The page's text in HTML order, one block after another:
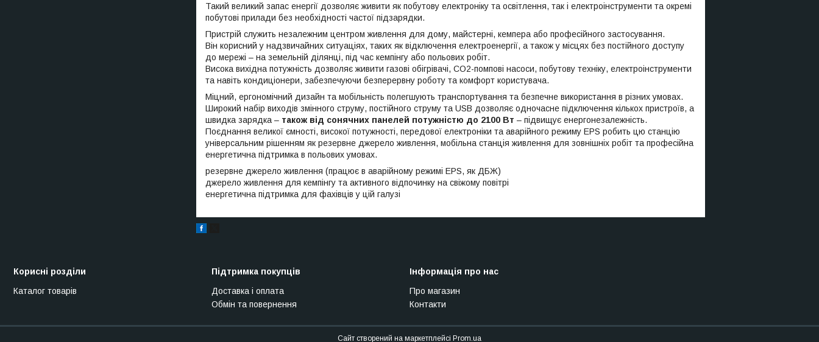
Такий великий запас енергії дозволяє живити як побутову електроніку та освітлення, так і електроінструменти та окремі
побутові прилади без необхідності частої підзарядки.
Пристрій служить незалежним центром живлення для дому, майстерні, кемпера або професійного застосування.
Він корисний у надзвичайних ситуаціях, таких як відключення електроенергії, а також у місцях без постійного доступу
до мережі – на земельній ділянці, під час кемпінгу або польових робіт.
Висока вихідна потужність дозволяє живити газові обігрівачі, CO2-помпові насоси, побутову техніку, електроінструменти
та навіть кондиціонери, забезпечуючи безперервну роботу та комфорт користувача.
Міцний, ергономічний дизайн та мобільність полегшують транспортування та безпечне використання в різних умовах.
Широкий набір виходів змінного струму, постійного струму та USB дозволяє одночасне підключення кількох пристроїв, а
швидка зарядка – також від сонячних панелей потужністю до 2100 Вт – підвищує енергонезалежність.
Поєднання великої ємності, високої потужності, передової електроніки та аварійного режиму EPS робить цю станцію
універсальним рішенням як резервне джерело живлення, мобільна станція живлення для зовнішніх робіт та професійна
енергетична підтримка в польових умовах.
резервне джерело живлення (працює в аварійному режимі EPS, як ДБЖ)
джерело живлення для кемпінгу та активного відпочинку на свіжому повітрі
енергетична підтримка для фахівців у цій галузі
Корисні розділи
Каталог товарів
Підтримка покупців
Доставка і оплата
Обмін та повернення
Інформація про нас
Про магазин
Контакти
Сайт створений на маркетплейсі Prom.ua